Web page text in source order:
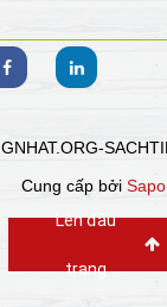
Cung cấp bởi Sapo
Lên đầu
trang